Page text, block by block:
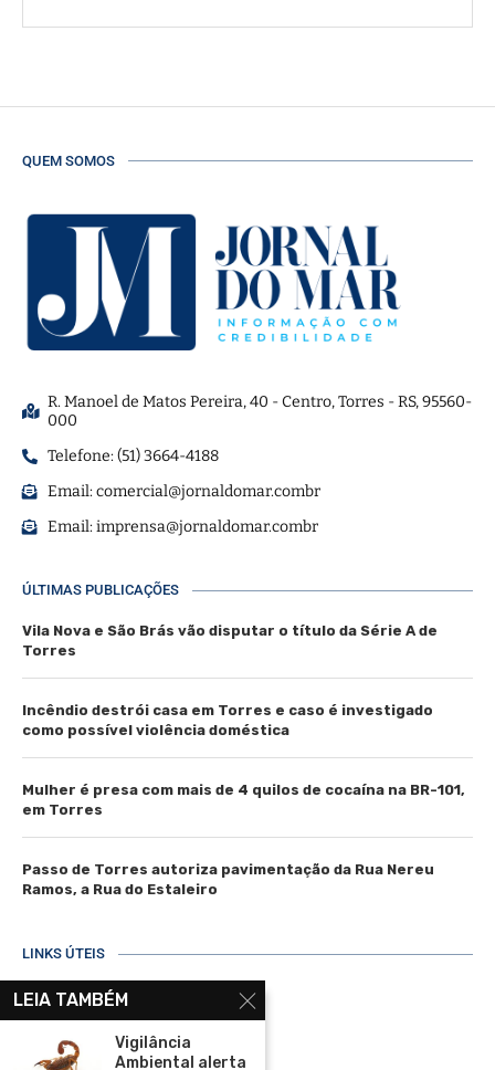
QUEM SOMOS
R. Manoel de Matos Pereira, 40 - Centro, Torres - RS, 95560-
000
Telefone: (51) 3664-4188
Email:comercial@jornaldomar.combr
Email:imprensa@jornaldomar.combr
ÚLTIMAS PUBLICAÇÕES
Vila Nova e São Brás vão disputar o título da Série A de
Torres
Incêndio destrói casa em Torres e caso é investigado
como possível violência doméstica
Mulher é presa com mais de 4 quilos de cocaína na BR-101,
em Torres
Passo de Torres autoriza pavimentação da Rua Nereu
Ramos, a Rua do Estaleiro
LINKS ÚTEIS
Home
Contato
LEIA TAMBÉM
Vigilância
Ambiental alerta